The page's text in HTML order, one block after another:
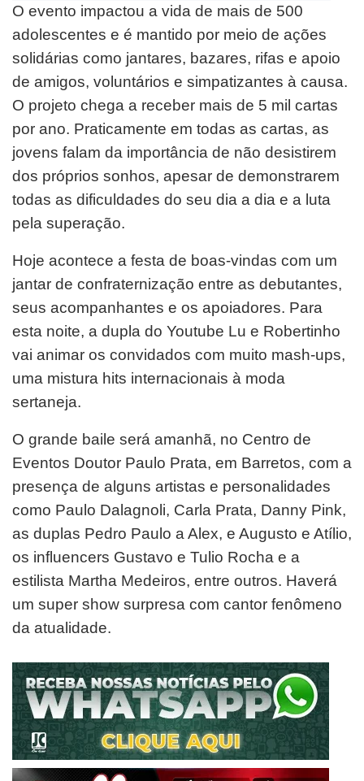
O evento impactou a vida de mais de 500
adolescentes e é mantido por meio de ações
solidárias como jantares, bazares, rifas e apoio
de amigos, voluntários e simpatizantes à causa.
O projeto chega a receber mais de 5 mil cartas
por ano. Praticamente em todas as cartas, as
jovens falam da importância de não desistirem
dos próprios sonhos, apesar de demonstrarem
todas as dificuldades do seu dia a dia e a luta
pela superação.
Hoje acontece a festa de boas-vindas com um
jantar de confraternização entre as debutantes,
seus acompanhantes e os apoiadores. Para
esta noite, a dupla do Youtube Lu e Robertinho
vai animar os convidados com muito mash-ups,
uma mistura hits internacionais à moda
sertaneja.
O grande baile será amanhã, no Centro de
Eventos Doutor Paulo Prata, em Barretos, com a
presença de alguns artistas e personalidades
como Paulo Dalagnoli, Carla Prata, Danny Pink,
as duplas Pedro Paulo a Alex, e Augusto e Atílio,
os influencers Gustavo e Tulio Rocha e a
estilista Martha Medeiros, entre outros. Haverá
um super show surpresa com cantor fenômeno
da atualidade.